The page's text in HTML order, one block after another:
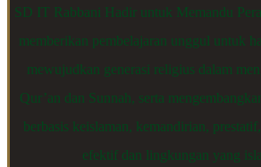
SD IT Rabbani Hadir untuk Memandu
memberikan pembelajaran unggul untuk
mewujudkan generasi religius dalam
Qur’an dan Sunnah, serta
berbasis keislaman, kemandirian,
efektif dan lingkungan yang